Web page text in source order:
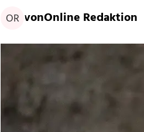
OR vonOnline Redaktion